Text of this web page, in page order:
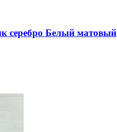
серебро Белый матовый